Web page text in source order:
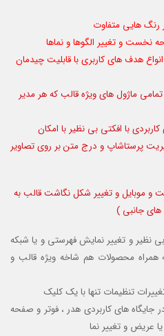
رنگ هایی متفاوت
نخست و تغییر الگوها و نماها
با قابلیت چیدمان
ماژول های ویژه قالب که هر مدیر
با افکتی بی نظیر با امکان
پرستاشاپ و درج متن بر روی تصاویر
و موبایلو تغییر شکل نگاشت قالب به
های جانبی )
نظیر و تغییر نمایش فهرستی و یا شبکه
محصولات هم شاخه ویژه قالب و
تنظیمات تنها با یک کلیک
جایگاه های کاربردی هدر ، فوتر و صفحه
عریض و تغییر نما